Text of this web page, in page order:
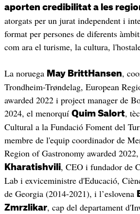
aporten credibilitat a les
atorgats per un jurat independent i
format per persones de diferents
com ara el turisme, la cultura,
La noruega May BrittHansen,
Trondheim-Trøndelag, European
awarded 2022 i project manager de
2024, el menorquí Quim Salort,
Cultural a la Fundació Foment del
membre de l'equip coordinador de
Region of Gastronomy awarded
Kharatishvili, CEO i fundador de
Lab i exviceministre d'Educació,
de Georgia (2014-2021), i l’eslovena
Zmrzlikar, cap del departament